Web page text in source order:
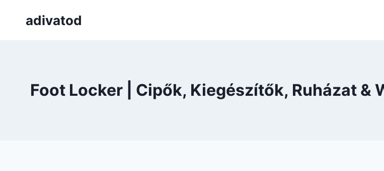
adivatod
Foot Locker | Cipők, Kiegészítők, Ruházat &